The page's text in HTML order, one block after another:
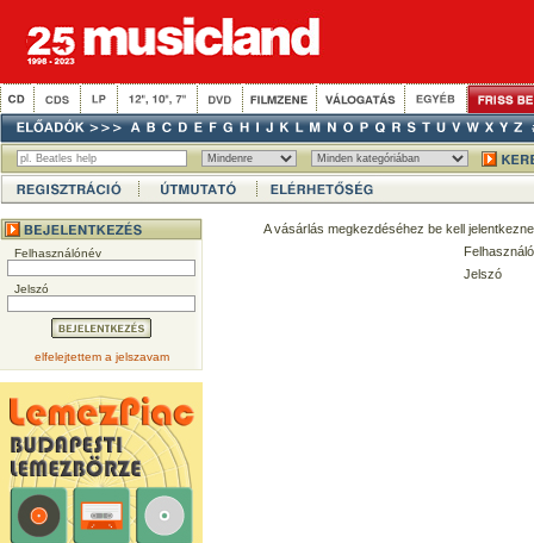
Felhasználónév
Jelszó
elfelejtettem a jelszavam
A vásárlás megkezdéséhez be kell
Jelszó